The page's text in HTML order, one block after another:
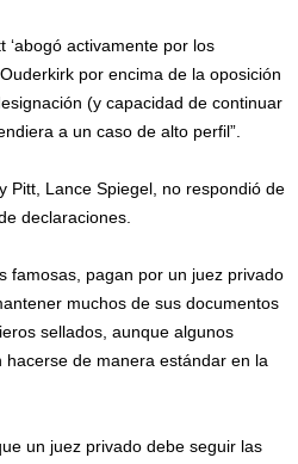
‘abogó activamente por los
por encima de la oposición
(y capacidad de continuar
a un caso de alto perfil”.
Pitt, Lance Spiegel, no respondió de
declaraciones.
famosas, pagan por un juez privado
muchos de sus documentos
sellados, aunque algunos
de manera estándar en la
un juez privado debe seguir las